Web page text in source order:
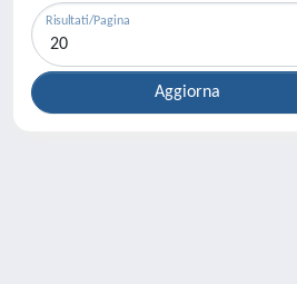
Risultati/Pagina